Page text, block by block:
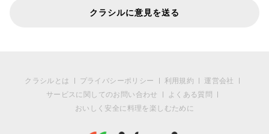
クラシルに意見を送る
クラシルとは プライバシーポリシー 利用規約
運営会社
サービスに関してのお問い合わせ
よくある質問
おいしく安全に料理を楽しむために